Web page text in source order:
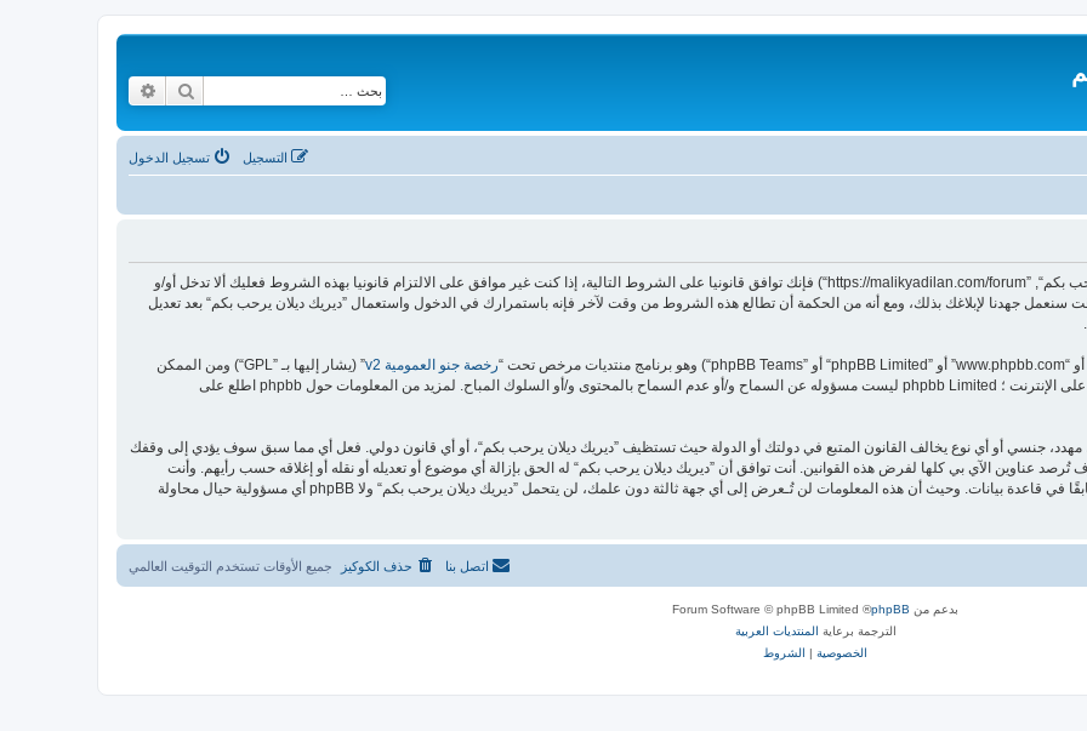
بحث
تسجيل الدخول التسجيل
بدخولك ”ديريك ديلان يرحب بكم“ (المشار إليها بـ”نحن“، ”ديريك ديلان يرحب بكم“, ”https://malikyadilan.com/forum“) فإنك توافق قانونيا على الشروط التالية، إذا كنت غير موافق على الالتزام قانونيا بهذه الشروط فعليك ألا تدخل أو/و
جهدنا لإبلاغك بذلك، ومع أنه من الحكمة أن تطالع هذه الشروط من وقت لآخر فإنه باستمرارك في الدخول واستعمال ”ديريك ديلان يرحب بكم“ بعد تعديل
رخصة جنو العمومية v2
” (يشار إليها بـ ”GPL“) ومن الممكن
جنسي أو أي نوع يخالف القانون المتبع في دولتك أو الدولة حيث تستظيف ”ديريك ديلان يرحب بكم“، أو أي قانون دولي. فعل أي مما سبق سوف يؤدي إلى وقفك
عناوين الآي بي كلها لفرض هذه القوانين. أنت توافق أن ”ديريك ديلان يرحب بكم“ له الحق بإزالة أي موضوع أو تعديله أو نقله أو إغلاقه حسب رأيهم. وأنت
بصفتك مشتركا أو مستخدما توافق أن تخزن المعلومات المدخلة كلها سابقًا في قاعدة بيانات. وحيث أن هذه المعلومات لن تُـعرض إلى أي جهة ثالثة دون علمك، لن يتحمل ”ديريك ديلان يرحب بكم“ ولا phpBB أي مسؤولية حيال محاولة
جميع الأوقات تستخدم التوقيت العالمي حذف الكوكيز اتصل بنا
بدعم من phpBB
® Forum Software © phpBB Limited
الترجمة برعاية المنتديات العربية
الخصوصية | الشروط